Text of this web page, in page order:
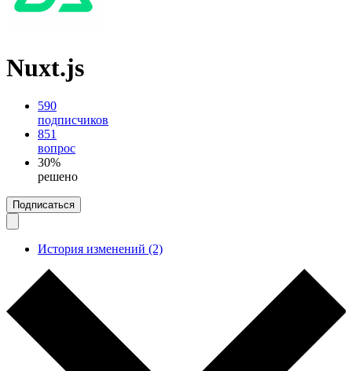
Nuxt.js
590
подписчиков
851
вопрос
30%
решено
Подписаться
История изменений (2)